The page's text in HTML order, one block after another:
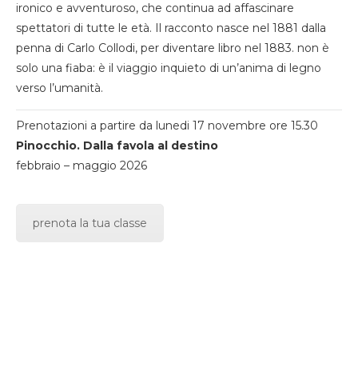
ironico e avventuroso, che continua ad affascinare
spettatori di tutte le età. Il racconto nasce nel 1881 dalla
penna di Carlo Collodi, per diventare libro nel 1883. non è
solo una fiaba: è il viaggio inquieto di un’anima di legno
verso l’umanità.
Prenotazioni a partire da lunedi 17 novembre ore 15.30
Pinocchio. Dalla favola al destino
febbraio – maggio 2026
prenota la tua classe